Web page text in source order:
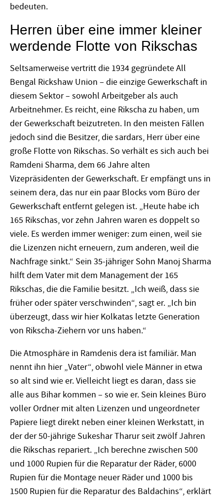
bedeuten.
Herren über eine immer kleiner
werdende Flotte von Rikschas
Seltsamerweise vertritt die 1934 gegründete All
Bengal Rickshaw Union – die einzige Gewerkschaft in
diesem Sektor – sowohl Arbeitgeber als auch
Arbeitnehmer. Es reicht, eine Rikscha zu haben, um
der Gewerkschaft beizutreten. In den meisten Fällen
jedoch sind die Besitzer, die sardars, Herr über eine
große Flotte von Rikschas. So verhält es sich auch bei
Ramdeni Sharma, dem 66 Jahre alten
Vizepräsidenten der Gewerkschaft. Er empfängt uns in
seinem dera, das nur ein paar Blocks vom Büro der
Gewerkschaft entfernt gelegen ist. „Heute habe ich
165 Rikschas, vor zehn Jahren waren es doppelt so
viele. Es werden immer weniger: zum einen, weil sie
die Lizenzen nicht erneuern, zum anderen, weil die
Nachfrage sinkt.“ Sein 35-jähriger Sohn Manoj Sharma
hilft dem Vater mit dem Management der 165
Rikschas, die die Familie besitzt. „Ich weiß, dass sie
früher oder später verschwinden“, sagt er. „Ich bin
überzeugt, dass wir hier Kolkatas letzte Generation
von Rikscha-Ziehern vor uns haben.“
Die Atmosphäre in Ramdenis dera ist familiär. Man
nennt ihn hier „Vater“, obwohl viele Männer in etwa
so alt sind wie er. Vielleicht liegt es daran, dass sie
alle aus Bihar kommen – so wie er. Sein kleines Büro
voller Ordner mit alten Lizenzen und ungeordneter
Papiere liegt direkt neben einer kleinen Werkstatt, in
der der 50-jährige Sukeshar Tharur seit zwölf Jahren
die Rikschas repariert. „Ich berechne zwischen 500
und 1000 Rupien für die Reparatur der Räder, 6000
Rupien für die Montage neuer Räder und 1000 bis
1500 Rupien für die Reparatur des Baldachins“, erklärt